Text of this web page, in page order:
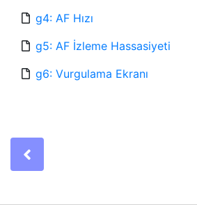
g4: AF Hızı
g5: AF İzleme Hassasiyeti
g6: Vurgulama Ekranı